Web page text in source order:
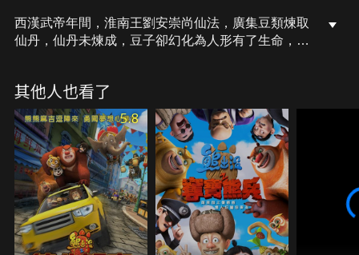
西漢武帝年間，淮南王劉安崇尚仙法，廣集豆類煉取
仙丹，仙丹未煉成，豆子卻幻化為人形有了生命，成
碰上了神經兮兮的神經豆，在神經豆的指點下，豆福
的仙術突飛猛進，然而修仙背後的陰謀，也開始逐漸
浮出水面……。
其他人也看了
5.8